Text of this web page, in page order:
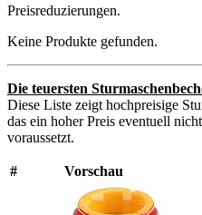
Preisreduzierungen.
Keine Produkte gefunden.
Die teuersten
Diese Liste zeigt hochpreisige
das ein hoher Preis eventuell
voraussetzt.
# Vorschau